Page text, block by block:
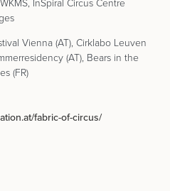
InSpiral Circus Centre
Vienna (AT), Cirklabo Leuven
(AT), Bears in the
(FR)
fabric-of-circus/